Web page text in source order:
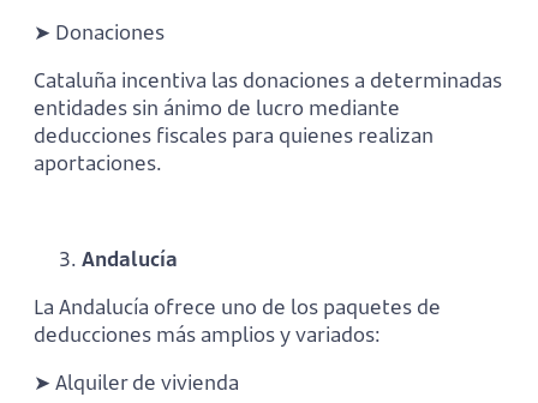
➤ Donaciones
Cataluña incentiva las donaciones a determinadas
entidades sin ánimo de lucro mediante
deducciones fiscales para quienes realizan
aportaciones.
Andalucía
La Andalucía ofrece uno de los paquetes de
deducciones más amplios y variados:
➤ Alquiler de vivienda